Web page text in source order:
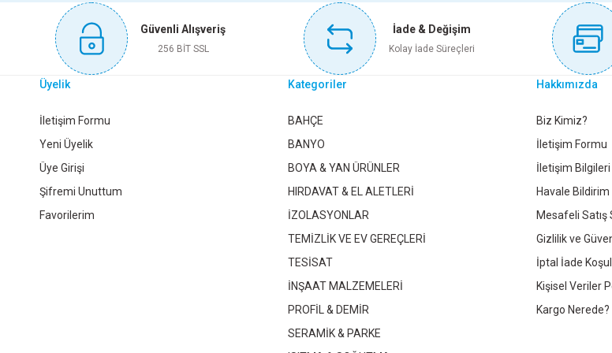
Bu ürüne benzer farklı alternatifler olmalı.
Gönder
Sepete Ekle Sepete Ekle
319,90 TL
TOPRAKLI FİŞ ANAHTARLI MUTLUSAN 2 Lİ USB ŞARJ
Güvenli Alışveriş
256 BİT SSL
İade & Değişim
Kolay İade Süreçleri
Üyelik
İletişim Formu
Yeni Üyelik
Üye Girişi
Şifremi Unuttum
Favorilerim
Kategoriler
BAHÇE
BANYO
BOYA & YAN ÜRÜNLER
HIRDAVAT & EL ALETLERİ
İZOLASYONLAR
TEMİZLİK VE EV GEREÇLERİ
TESİSAT
İNŞAAT MALZEMELERİ
PROFİL & DEMİR
SERAMİK & PARKE
Hakkımızda
Biz Kimiz?
İletişim Formu
İletişim Bilgileri
Havale
Mesafeli
Gizlilik ve
İptal İade
Kişisel Veriler
Kargo Nerede?